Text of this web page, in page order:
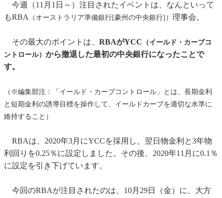
今週（11月1日～）注目されたイベントは、なんといって
もRBA
（オーストラリア準備銀行[豪州の中央銀行]） 理事会。
その最大のポイントは、 RBAがYCC （イールド・カーブコ
ントロール） から撤退した最初の中央銀行になったことで
す。
（※編集部注：「イールド・カーブコントロール」とは、長期金利
と短期金利の誘導目標を操作して、イールドカーブを適切な水準に
維持すること）
RBAは、2020年3月にYCCを採用し、翌日物金利と3年物
利回りを0.25％に設定しました。その後、2020年11月に0.1％
に設定を引き下げています。
今回のRBAが注目されたのは、10月29日（金）に、大方